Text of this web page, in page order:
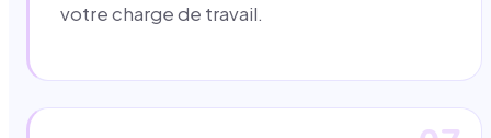
votre charge de travail.